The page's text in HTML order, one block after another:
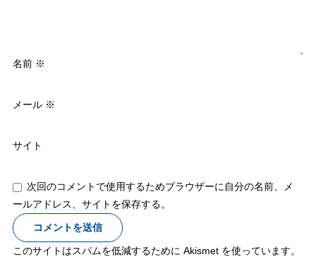
名前 ※
メール ※
サイト
次回のコメントで使用するためブラウザーに自分の名前、メ
ールアドレス、サイトを保存する。
このサイトはスパムを低減するために Akismet を使っています。